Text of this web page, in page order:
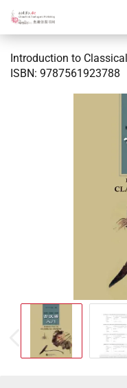
Introduction to
ISBN: 9787561923788